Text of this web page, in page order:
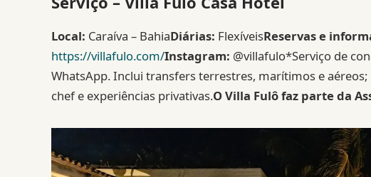
Local: Caraíva – BahiaDiárias: FlexíveisReservas e
https://villafulo.com/Instagram: @villafulo*Serviço de
WhatsApp. Inclui transfers terrestres, marítimos e
chef e experiências privativas.O Villa Fulô faz parte da